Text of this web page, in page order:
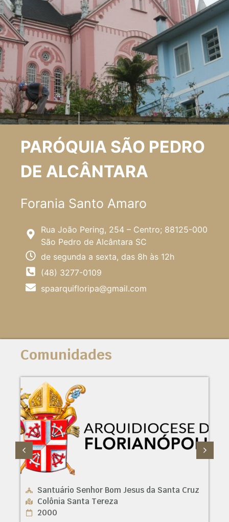
PARÓQUIA SÃO PEDRO
DE ALCÂNTARA
Forania Santo Amaro
Rua João Pering, 254 – Centro; 88125-000
São Pedro de Alcântara SC
de segunda a sexta, das 8h às 12h
(48) 3277-0109
spaarquifloripa@gmail.com
Comunidades
Cruz
Nossa Senhora de Fátima
Barro Branco